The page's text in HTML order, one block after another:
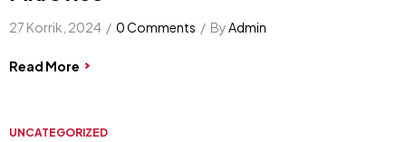
27 Korrik, 2024 ByAdmin
0 Comments
Read More
UNCATEGORIZED